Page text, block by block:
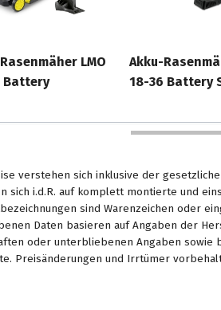
LMO
Battery
Akku-
18-36 Battery
verstehen sich inklusive der
sich i.d.R. auf komplett montierte und
sind Warenzeichen oder
Daten basieren auf Angaben der
oder unterbliebenen Angaben sowie
Preisänderungen und Irrtümer